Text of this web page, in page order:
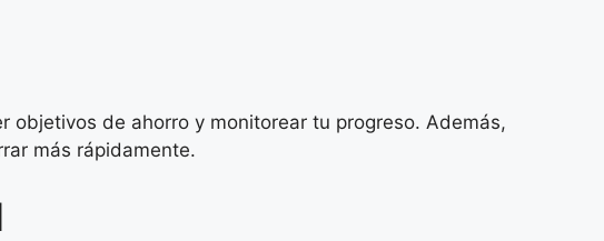
objetivos de ahorro y monitorear tu progreso. Además,
más rápidamente.